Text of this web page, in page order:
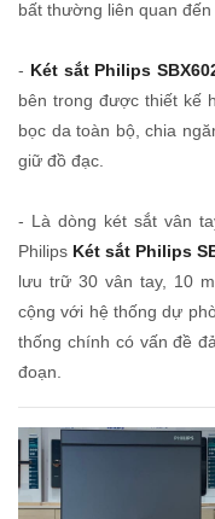
bất thường liên quan đến
- Két sắt Philips
bên trong được thiết kế
bọc da toàn bộ, chia
giữ đồ đạc.
- Là dòng két sắt vân
Philips Két sắt Philips
lưu trữ 30 vân tay, 10
cộng với hệ thống dự
thống chính có vấn đề
đoạn.